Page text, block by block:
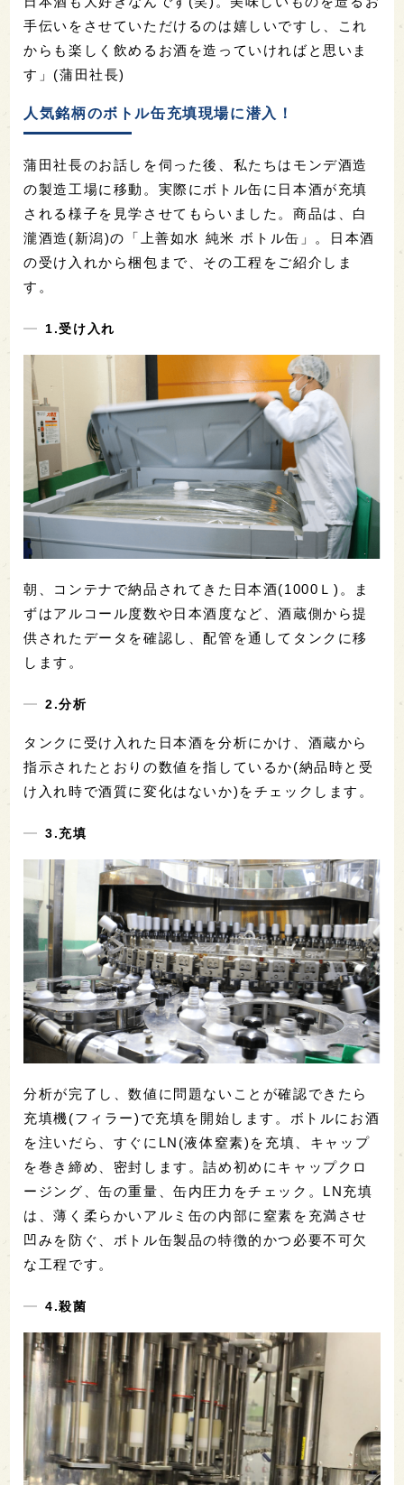
手伝いをさせていただけるのは嬉しいですし、これ
からも楽しく飲めるお酒を造っていければと思いま
す」(蒲田社長)
人気銘柄のボトル缶充填現場に潜入！
蒲田社長のお話しを伺った後、私たちはモンデ酒造
の製造工場に移動。実際にボトル缶に日本酒が充填
される様子を見学させてもらいました。商品は、白
瀧酒造(新潟)の「上善如水 純米 ボトル缶」。日本酒
の受け入れから梱包まで、その工程をご紹介しま
す。
1.受け入れ
朝、コンテナで納品されてきた日本酒(1000Ｌ)。ま
ずはアルコール度数や日本酒度など、酒蔵側から提
供されたデータを確認し、配管を通してタンクに移
します。
2.分析
タンクに受け入れた日本酒を分析にかけ、酒蔵から
指示されたとおりの数値を指しているか(納品時と受
け入れ時で酒質に変化はないか)をチェックします。
3.充填
分析が完了し、数値に問題ないことが確認できたら
充填機(フィラー)で充填を開始します。ボトルにお酒
を注いだら、すぐにLN(液体窒素)を充填、キャップ
を巻き締め、密封します。詰め初めにキャップクロ
ージング、缶の重量、缶内圧力をチェック。LN充填
は、薄く柔らかいアルミ缶の内部に窒素を充満させ
凹みを防ぐ、ボトル缶製品の特徴的かつ必要不可欠
な工程です。
4.殺菌